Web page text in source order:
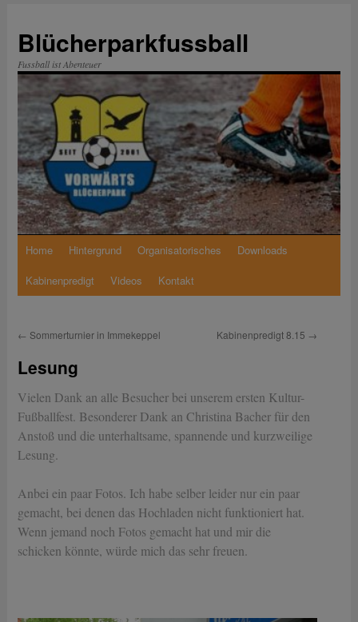
springen
Blücherparkfussball
Fussball ist Abenteuer
Home Hintergrund Organisatorisches
Downloads
Kabinenpredigt
Videos Kontakt
← Sommerturnier in Immekeppel Kabinenpredigt 8.15 →
Lesung
Vielen Dank an alle Besucher bei unserem ersten Kultur-
Fußballfest. Besonderer Dank an Christina Bacher für den
Anstoß und die unterhaltsame, spannende und kurzweilige
Lesung.
Anbei ein paar Fotos. Ich habe selber leider nur ein paar
gemacht, bei denen das Hochladen nicht funktioniert hat.
Wenn jemand noch Fotos gemacht hat und mir die
schicken könnte, würde mich das sehr freuen.